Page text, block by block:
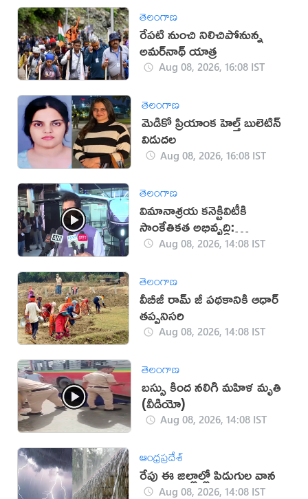
తెలంగాణ
రేపటి నుంచి నిలిచిపోనున్న
అమర్‌నాథ్ యాత్ర
Aug 08, 2026, 16:08 IST
తెలంగాణ
మెడికో ప్రియాంక హెల్త్ బులెటిన్
విడుదల
Aug 08, 2026, 16:08 IST
తెలంగాణ
విమానాశ్రయ కనెక్టివిటీకి
సాంకేతికత అభివృద్ధి:
రామ్మోహన్ నాయుడు
Aug 08, 2026, 14:08 IST
తెలంగాణ
వీబీజీ రామ్ జీ పథకానికి ఆధార్
తప్పనిసరి
Aug 08, 2026, 14:08 IST
తెలంగాణ
బస్సు కింద నలిగి మహిళ మృతి
(వీడియో)
Aug 08, 2026, 14:08 IST
ఆంధ్రప్రదేశ్
రేపు ఈ జిల్లాల్లో పిడుగుల వాన
Aug 08, 2026, 14:08 IST